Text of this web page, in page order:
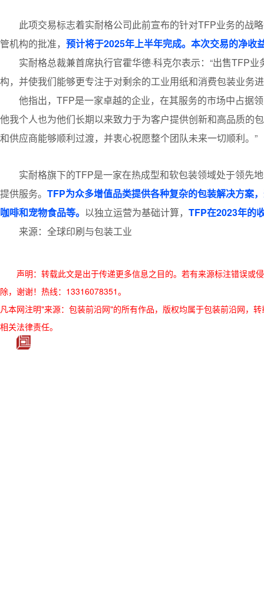
此项交易标志着实耐格公司此前宣布的针对TFP业务的战
管机构的批准， 预计将于2025年上半年完成。本次交易的净收
实耐格总裁兼首席执行官霍华德·科克尔表示：“出售TFP
构，并使我们能够更专注于对剩余的工业用纸和消费包装业务
他指出，TFP是一家卓越的企业，在其服务的市场中占据
他我个人也为他们长期以来致力于为客户提供创新和高品质的
和供应商能够顺利过渡，并衷心祝愿整个团队未来一切顺利。”
实耐格旗下的TFP是一家在热成型和软包装领域处于领先
提供服务。 TFP为众多增值品类提供各种复杂的包装解决方案
咖啡和宠物食品等。 以独立运营为基础计算， TFP在2023年的
来源：全球印刷与包装工业
声明：转载此文是出于传递更多信息之目的。若有来源标注错误或
除，谢谢！热线：13316078351。
凡本网注明"来源：包装前沿网"的所有作品，版权均属于包装前沿网，
相关法律责任。